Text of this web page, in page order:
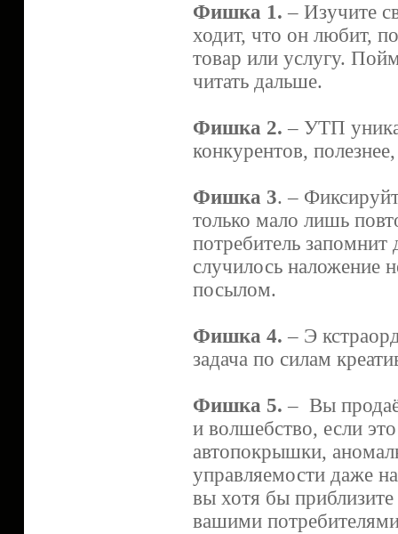
Фишка 1. – Изучите
ходит, что он любит,
товар или услугу.
читать дальше.
Фишка 2. – УТП
конкурентов,
Фишка 3. –
только мало лишь
потребитель
случилось наложение
посылом.
Фишка 4. – Э
задача по силам
Фишка 5. – Вы
и волшебство, если
автопокрышки,
управляемости даже
вы хотя бы
вашими